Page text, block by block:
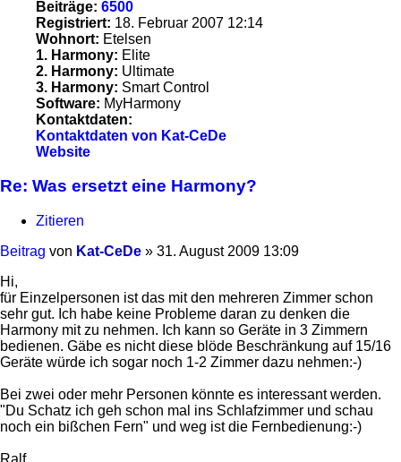
Beiträge: 6500
Registriert: 18. Februar 2007 12:14
Wohnort: Etelsen
1. Harmony: Elite
2. Harmony: Ultimate
3. Harmony: Smart Control
Software: MyHarmony
Kontaktdaten:
Kontaktdaten von Kat-CeDe
Website
Re: Was ersetzt eine Harmony?
Zitieren
Beitrag von Kat-CeDe » 31. August 2009 13:09
Hi,
für Einzelpersonen ist das mit den mehreren Zimmer schon
sehr gut. Ich habe keine Probleme daran zu denken die
Harmony mit zu nehmen. Ich kann so Geräte in 3 Zimmern
bedienen. Gäbe es nicht diese blöde Beschränkung auf 15/16
Geräte würde ich sogar noch 1-2 Zimmer dazu nehmen:-)
Bei zwei oder mehr Personen könnte es interessant werden.
"Du Schatz ich geh schon mal ins Schlafzimmer und schau
noch ein bißchen Fern" und weg ist die Fernbedienung:-)